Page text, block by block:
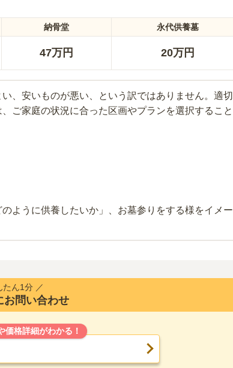
納骨堂 永代供養墓
47万円 20万円
、安いものが悪い、という訳ではありません。適切
ご家庭の状況に合った区画やプランを選択すること
のように供養したいか」、お墓参りをする様をイメー
たん1分 ／
お問い合わせ
価格詳細がわかる！